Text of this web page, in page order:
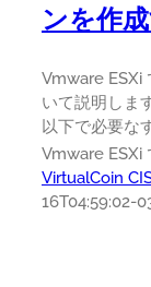
ンを作
Vmware ESXi
いて説明しま
以下で必要な
Vmware ESXi
VirtualCoin
16T04:59:02-